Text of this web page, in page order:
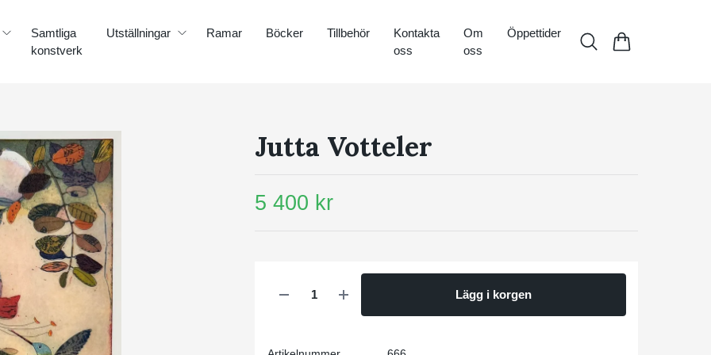
Samtliga
konstverk
Utställningar Ramar Böcker Tillbehör
Kontakta
oss
Om
oss
Öppettider
Jutta Votteler
5 400 kr
Lägg i korgen